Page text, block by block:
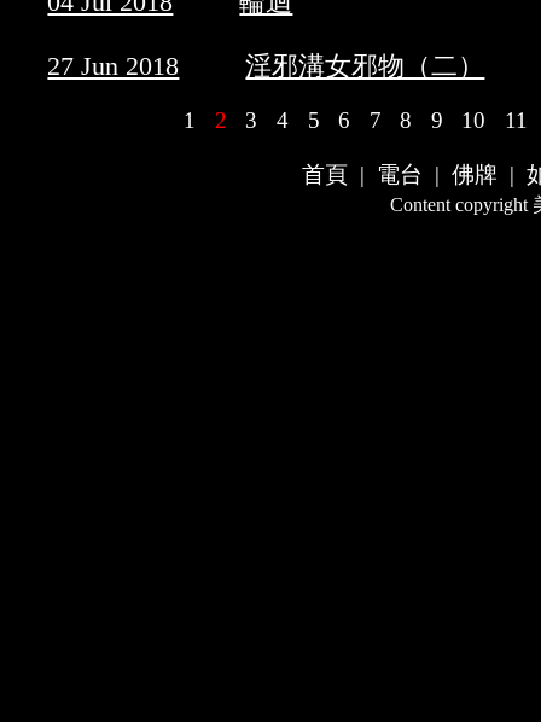
27 Jun 2018 淫邪溝女邪物（二）
1 2 3 4 5 6 7 8 9 10 11
首頁 | 電台 | 佛牌 |
Content copyright